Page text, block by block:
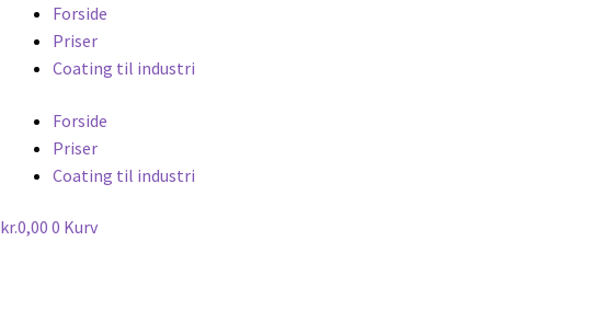
Forside
Priser
Coating til industri
Forside
Priser
Coating til industri
kr.0,00 0 Kurv